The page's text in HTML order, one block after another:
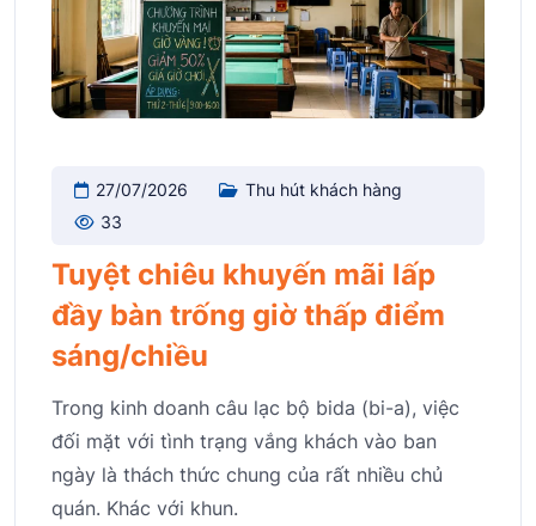
27/07/2026
Thu hút khách hàng
33
Tuyệt chiêu khuyến mãi lấp
đầy bàn trống giờ thấp điểm
sáng/chiều
Trong kinh doanh câu lạc bộ bida (bi-a), việc
đối mặt với tình trạng vắng khách vào ban
ngày là thách thức chung của rất nhiều chủ
quán. Khác với khun.